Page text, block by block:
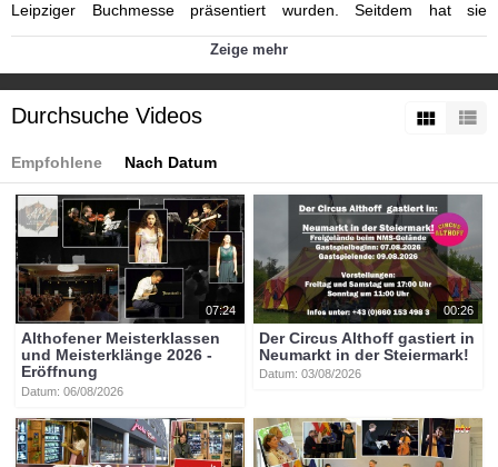
Leipziger Buchmesse präsentiert wurden. Seitdem hat sie
unterschiedliche literarische Formen ausprobiert und mittlerweile
von der „Wiener Spielwut“ uraufgeführt wurde.
Weitere Informationen zu den Europäischen Toleranzgesprächen
https://www.youtube.com/channel/UCrTymPtbVQsHnTw2iT2yViw/
Kategorien:
Themen » Kultur
Themen » Veranstaltungen
Themen » ETG
Themen » Europäische Toleranzgespräche
Fresach
Europäische Toleranzgespräche Fresach
Tags:
btv-kärnten
young_poetry_slam
Zeige mehr
Durchsuche Videos
Empfohlene Nach Datum
07:24
Althofener Meisterklassen
und Meisterklänge 2026 -
Eröffnung
Datum: 06/08/2026
00:26
Der Circus Althoff gastiert in
Neumarkt in der Steiermark!
Datum: 03/08/2026